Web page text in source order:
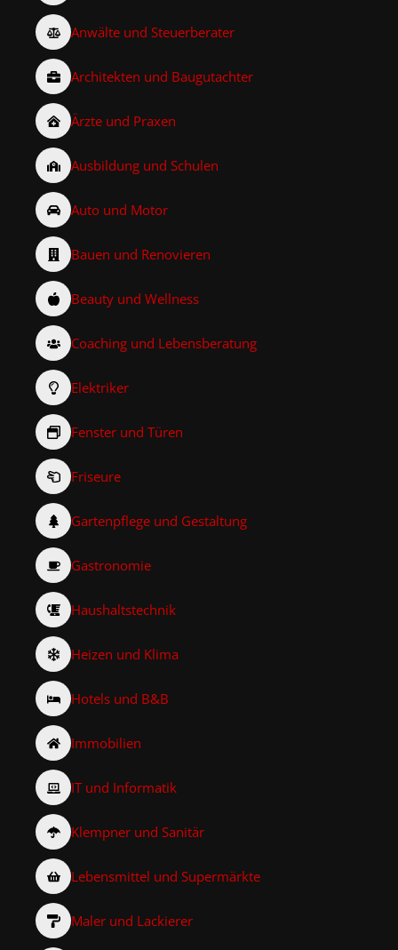
Anwälte und Steuerberater
Architekten und Baugutachter
Ärzte und Praxen
Ausbildung und Schulen
Auto und Motor
Bauen und Renovieren
Beauty und Wellness
Coaching und Lebensberatung
Elektriker
Fenster und Türen
Friseure
Gartenpflege und Gestaltung
Gastronomie
Haushaltstechnik
Heizen und Klima
Hotels und B&B
Immobilien
IT und Informatik
Klempner und Sanitär
Lebensmittel und Supermärkte
Maler und Lackierer